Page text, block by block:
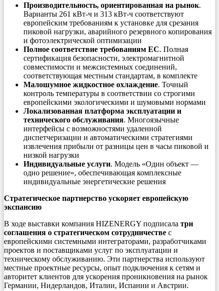
Производительность, ориентированная на рынок.
Варианты 261 кВт-ч и 313 кВт-ч соответствуют
европейским требованиям к установке для срезания
пиковой нагрузки, аварийного резервного копирования
и фотоэлектрической оптимизации
Полное соответствие требованиям ЕС. Полная
сертификация безопасности, электромагнитной
совместимости и межсистемных соединений,
соответствующая местным стандартам, в комплекте
Малошумное жидкостное охлаждение. Точный
контроль температуры в соответствии со строгими
европейскими экологическими и шумовыми нормами
Локализованная платформа эксплуатации и
технического обслуживания. Многоязычные
интерфейсы с возможностями удаленной
диспетчеризации и автоматическими стратегиями
извлечения прибыли от разницы цен в часы пиковой и
низкой нагрузки
Индивидуальные услуги. Модель «Один объект —
одно решение», обеспечивающая комплексные
индивидуальные энергетические решения
Стратегическое партнерство ускоряет европейскую
экспансию
В ходе выставки компания HIZENERGY подписала три
соглашения о стратегическом сотрудничестве с
европейскими системными интеграторами, разработчиками
проектов и поставщиками услуг по эксплуатации и
техническому обслуживанию. Эти партнерства используют
местные проектные ресурсы, опыт подключения к сетям и
авторитет клиентов для ускорения проникновения на рынок
Германии, Нидерландов, Италии, Испании и Австрии.